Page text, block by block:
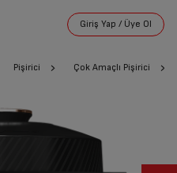
Pişirici Çok Amaçlı Pişirici